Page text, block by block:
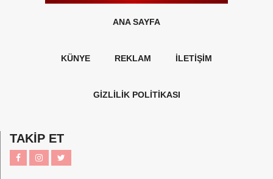
ANA SAYFA
KÜNYE REKLAM İLETİŞİM
GİZLİLİK POLİTİKASI
TAKİP ET